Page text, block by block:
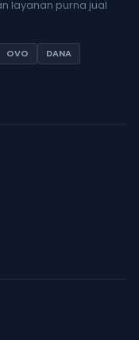
layanan purna jual
OVO
DANA